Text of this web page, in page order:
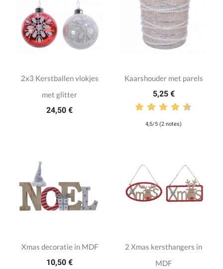
2x3 Kerstballen vlokjes
met glitter
24,50 €
Kaarshouder met parels
5,25 €
4,5/5 (2 notes)
Xmas decoratie in MDF
10,50 €
2 Xmas kersthangers in
MDF